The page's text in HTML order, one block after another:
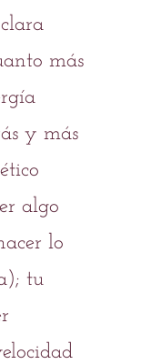
clara
más
y más
algo
lo
tu